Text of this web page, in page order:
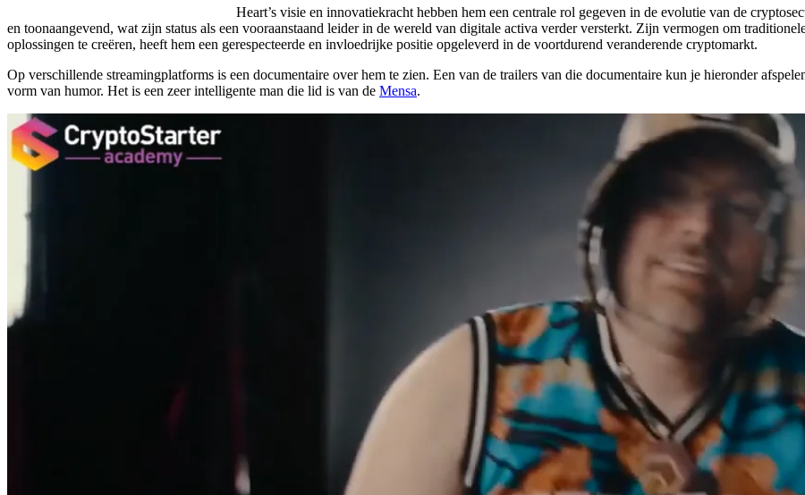
Heart’s visie en innovatiekracht hebben hem een centrale rol gegeven in de evolutie van de
en toonaangevend, wat zijn status als een vooraanstaand leider in de wereld van digitale activa verder versterkt. Zijn vermogen om
oplossingen te creëren, heeft hem een gerespecteerde en invloedrijke positie opgeleverd in de voortdurend veranderende cryptomarkt.
Op verschillende streamingplatforms is een documentaire over hem te zien. Een van de trailers van die documentaire kun je hieronder
vorm van humor. Het is een zeer intelligente man die lid is van de Mensa.